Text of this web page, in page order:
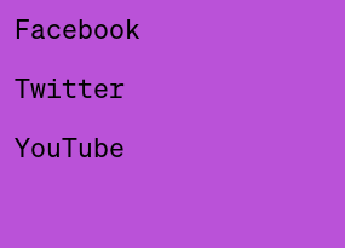
Facebook
Twitter
YouTube